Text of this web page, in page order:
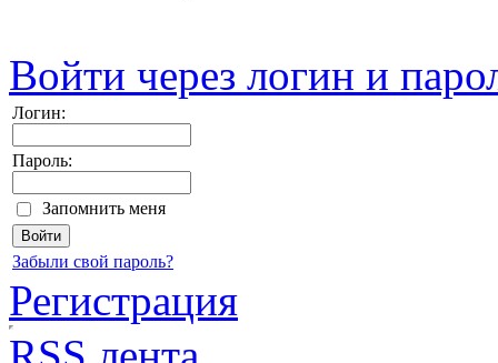
Войти через логин и
Логин:
Пароль:
Запомнить меня
Забыли свой пароль?
Регистрация